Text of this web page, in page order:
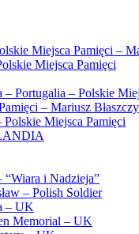
Miejsca Pamięci –
Miejsca Pamięci
Portugalia – Polskie
– Mariusz
Miejsca Pamięci
i Nadzieja”
– Polish Soldier
– UK
Memorial – UK